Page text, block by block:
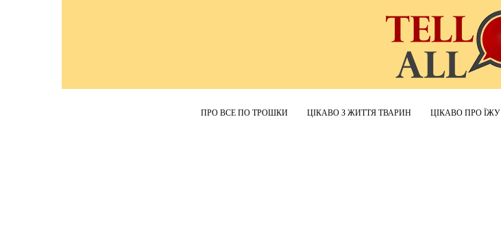
ПРО ВСЕ ПО ТРОШКИ ЦІКАВО З ЖИТТЯ ТВАРИН ЦІКАВО ПРО ЇЖУ